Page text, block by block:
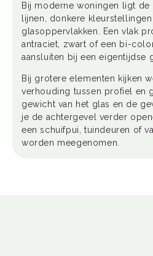
Bij moderne woningen ligt de
lijnen, donkere
glasoppervlakken. Een vlak
antraciet, zwart of een bi-
aansluiten bij een eigentijdse
Bij grotere elementen kijken
verhouding tussen profiel en
gewicht van het glas en de
je de achtergevel verder
een schuifpui, tuindeuren of
worden meegenomen.